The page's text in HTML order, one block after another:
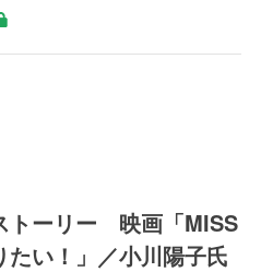
トーリー 映画「MISS
たい！」／小川陽子氏